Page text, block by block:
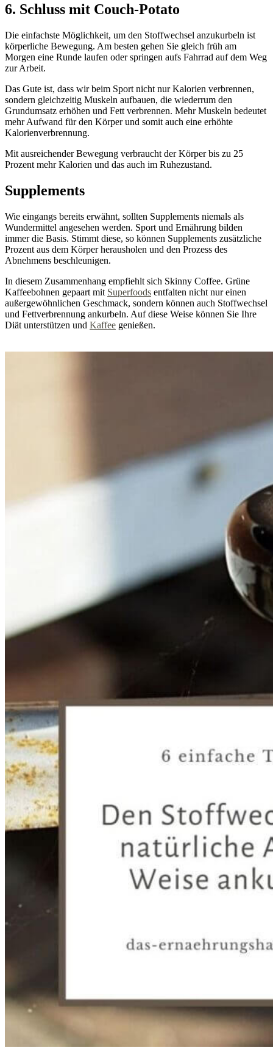
6. Schluss mit Couch-Potato
Die einfachste Möglichkeit, um den Stoffwechsel anzukurbeln ist
körperliche Bewegung. Am besten gehen Sie gleich früh am
Morgen eine Runde laufen oder springen aufs Fahrrad auf dem Weg
zur Arbeit.
Das Gute ist, dass wir beim Sport nicht nur Kalorien verbrennen,
sondern gleichzeitig Muskeln aufbauen, die wiederrum den
Grundumsatz erhöhen und Fett verbrennen. Mehr Muskeln bedeutet
mehr Aufwand für den Körper und somit auch eine erhöhte
Kalorienverbrennung.
Mit ausreichender Bewegung verbraucht der Körper bis zu 25
Prozent mehr Kalorien und das auch im Ruhezustand.
Supplements
Wie eingangs bereits erwähnt, sollten Supplements niemals als
Wundermittel angesehen werden. Sport und Ernährung bilden
immer die Basis. Stimmt diese, so können Supplements zusätzliche
Prozent aus dem Körper herausholen und den Prozess des
Abnehmens beschleunigen.
In diesem Zusammenhang empfiehlt sich Skinny Coffee. Grüne
Kaffeebohnen gepaart mit Superfoods entfalten nicht nur einen
außergewöhnlichen Geschmack, sondern können auch Stoffwechsel
und Fettverbrennung ankurbeln. Auf diese Weise können Sie Ihre
Diät unterstützen und Kaffee genießen.